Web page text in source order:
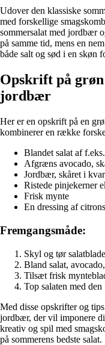
Udover den klassiske
med forskellige
sommersalat med jordbær
på samme tid, mens en
både salt og sød i en skøn
Opskrift på
jordbær
Her er en opskrift på en
kombinerer en række
Blandet salat af
Afgræns avocado,
Jordbær, skåret i
Ristede pinjekerner
Frisk mynte
En dressing af
Fremgangsmåde:
Skyl og tør
Bland salat,
Tilsæt frisk
Top salaten med
Med disse opskrifter og
jordbær, der vil imponere
kreativ og spil med
på sommerens bedste salat.